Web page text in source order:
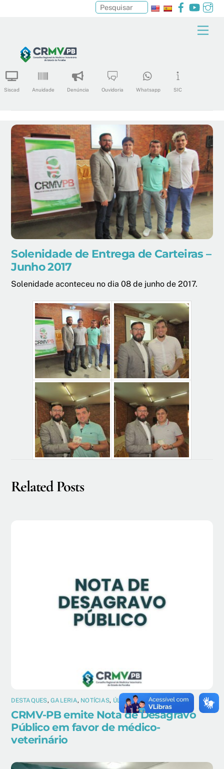
content
Facebook
Siscad Anuidade Denúncia Ouvidoria Whatsapp SIC
Pesquisar
Solenidade de Entrega de Carteiras –
Junho 2017
Solenidade aconteceu no dia 08 de junho de 2017.
Related Posts
DESTAQUES,GALERIA, NOTÍCIAS, ÚLTIMAS
CRMV-PB emite Nota de Desagravo
Público em favor de médico-
veterinário